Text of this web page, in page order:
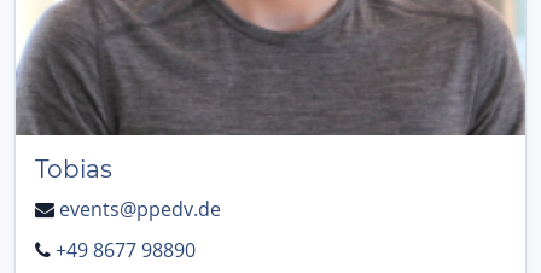
Tobias
events@ppedv.de
+49 8677 98890